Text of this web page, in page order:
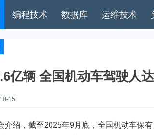
编程技术 数据库 运维技术
亿辆 全国机动车驾驶人
15
绍，截至2025年9月底，全国机动车保有